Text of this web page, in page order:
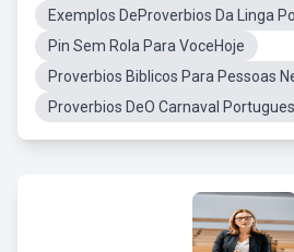
Exemplos DeProverbios Da Linga
Pin Sem Rola Para VoceHoje
Proverbios Biblicos Para Pessoas
Proverbios DeO Carnaval Portugues